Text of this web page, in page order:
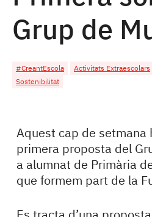
Grup de
#CreantEscola Activitats Extraescolars
Sostenibilitat
Aquest cap de setmana
primera proposta del
a alumnat de Primària
que formem part de la